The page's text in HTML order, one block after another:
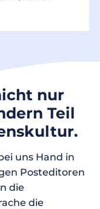
nur
Teil
uns Hand in
Posteditoren
die
die